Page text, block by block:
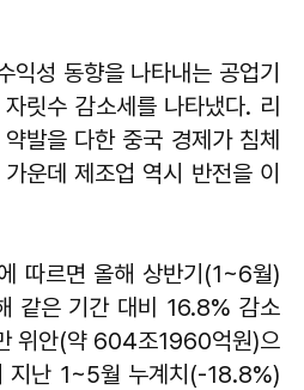
익성 동향을 나타내는 공업기
릿수 감소세를 나타냈다. 리
발을 다한 중국 경제가 침체
운데 제조업 역시 반전을 이
따르면 올해 상반기(1~6월)
같은 기간 대비 16.8% 감소
안(약 604조1960억원)으
지난 1~5월 누계치(-18.8%)